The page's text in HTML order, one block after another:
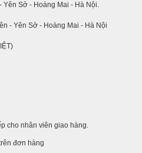
Sở - Hoàng Mai - Hà Nội.
- Yên Sở - Hoàng Mai - Hà Nội
cho nhân viên giao hàng.
đơn hàng